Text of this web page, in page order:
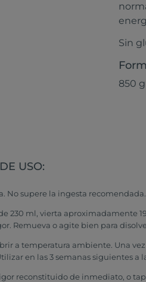
Sin
850
USO:
No supere la ingesta
230 ml, vierta aproximadamente
Remueva o agite bien para
a temperatura ambiente. Una
en las 3 semanas siguientes a
reconstituido de inmediato, o